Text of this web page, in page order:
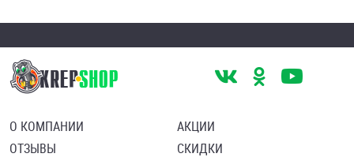
О КОМПАНИИ
ОТЗЫВЫ
АКЦИИ
СКИДКИ